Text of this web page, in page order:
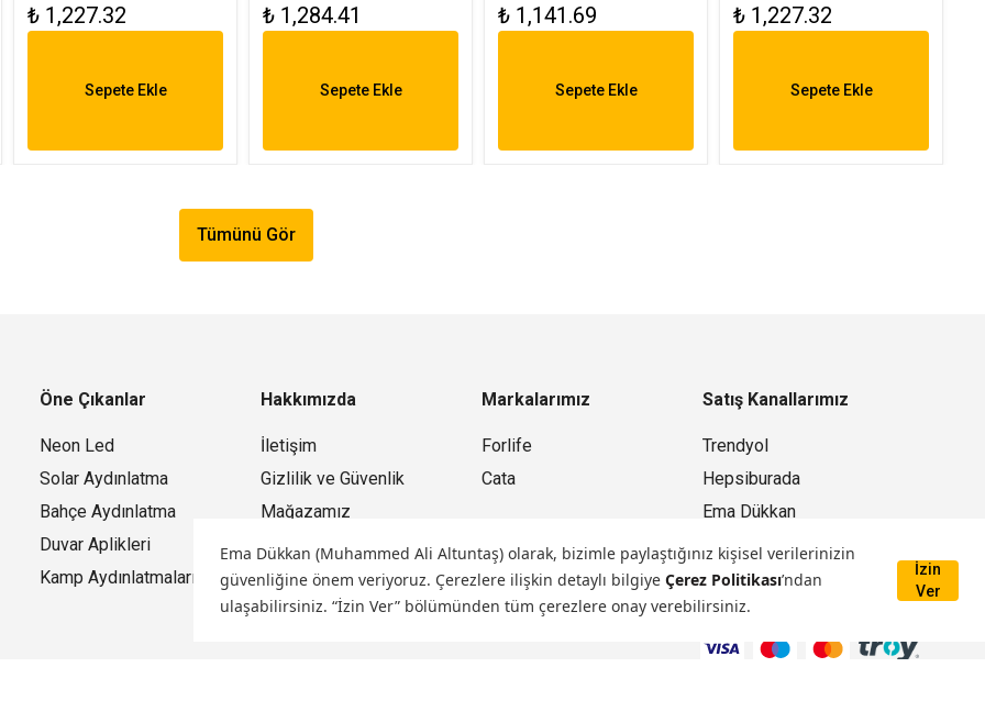
Ema Dükkan (Muhammed Ali Altuntaş) olarak, bizimle paylaştığınız kişisel verilerinizin
güvenliğine önem veriyoruz. Çerezlere ilişkin detaylı bilgiye Çerez Politikası’ndan
ulaşabilirsiniz. “İzin Ver” bölümünden tüm çerezlere onay verebilirsiniz.
İzin
Ver
Amber FL-3121
₺ 1,227.32
Sepete Ekle
FL-3121 R
₺ 1,284.41
Sepete Ekle
Armatür 15W FL-
₺ 1,141.69
Sepete Ekle
FL-3121
₺ 1,227.32
Sepete Ekle
Tümünü Gör
Öne Çıkanlar
Neon Led
Solar Aydınlatma
Bahçe Aydınlatma
Duvar Aplikleri
Kamp Aydınlatmaları
Hakkımızda
İletişim
Gizlilik ve Güvenlik
Mağazamız
Markalarımız
Forlife
Cata
Satış Kanallarımız
Trendyol
Hepsiburada
Ema Dükkan
Mağazamız